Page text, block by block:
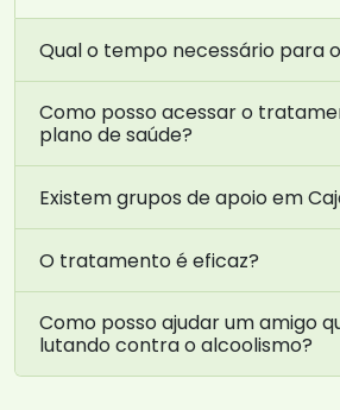
Qual o tempo necessário para
Como posso acessar o
plano de saúde?
Existem grupos de apoio em
O tratamento é eficaz?
Como posso ajudar um amigo
lutando contra o alcoolismo?